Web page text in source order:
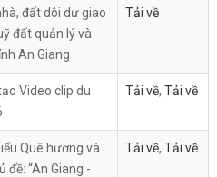
đất dôi dư giao
đất quản lý và
An Giang
Tải về
Video clip du
Tải về, Tải về
Quê hương và
đề: “An Giang -
Tải về, Tải về